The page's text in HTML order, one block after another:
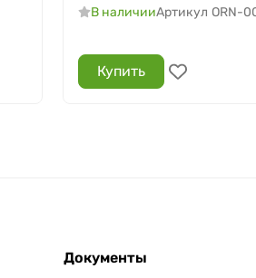
В наличииАртикул ORN-
Купить
Документы